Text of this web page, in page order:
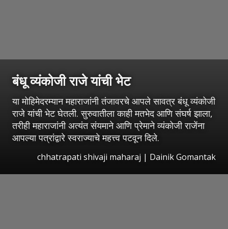
बंधू व्यंकोजी राजे यांची भेट
या मोहिमेदरम्यान महाराजांनी तंजावरचे आपले सावत्र बंधू व्यंकोजी
राजे यांची भेट घेतली. सुरुवातीला काही मतभेद आणि संघर्ष झाला,
तरीही महाराजांनी अत्यंत संयमाने आणि प्रेमाने व्यंकोजी राजेंना
आपल्या पत्रांद्वारे स्वराज्याचे महत्त्व पटवून दिले.
chhatrapati shivaji maharaj | Dainik Gomantak